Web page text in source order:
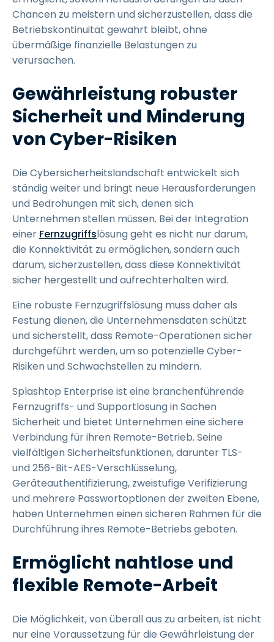
Chancen zu meistern und sicherzustellen, dass die
Betriebskontinuität gewahrt bleibt, ohne
übermäßige finanzielle Belastungen zu
verursachen.
Gewährleistung robuster
Sicherheit und Minderung
von Cyber-Risiken
Die Cybersicherheitslandschaft entwickelt sich
ständig weiter und bringt neue Herausforderungen
und Bedrohungen mit sich, denen sich
Unternehmen stellen müssen. Bei der Integration
einer Fernzugriffslösung geht es nicht nur darum,
die Konnektivität zu ermöglichen, sondern auch
darum, sicherzustellen, dass diese Konnektivität
sicher hergestellt und aufrechterhalten wird.
Eine robuste Fernzugriffslösung muss daher als
Festung dienen, die Unternehmensdaten schützt
und sicherstellt, dass Remote-Operationen sicher
durchgeführt werden, um so potenzielle Cyber-
Risiken und Schwachstellen zu mindern.
Splashtop Enterprise ist eine branchenführende
Fernzugriffs- und Supportlösung in Sachen
Sicherheit und bietet Unternehmen eine sichere
Verbindung für ihren Remote-Betrieb. Seine
vielfältigen Sicherheitsfunktionen, darunter TLS-
und 256-Bit-AES-Verschlüsselung,
Geräteauthentifizierung, zweistufige Verifizierung
und mehrere Passwortoptionen der zweiten Ebene,
haben Unternehmen einen sicheren Rahmen für die
Durchführung ihres Remote-Betriebs geboten.
Ermöglicht nahtlose und
flexible Remote-Arbeit
Die Möglichkeit, von überall aus zu arbeiten, ist nicht
nur eine Voraussetzung für die Gewährleistung der